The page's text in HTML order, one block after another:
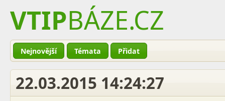
VTIPBÁZE.CZ
Nejnovější Témata Přidat
22.03.2015 14:24:27